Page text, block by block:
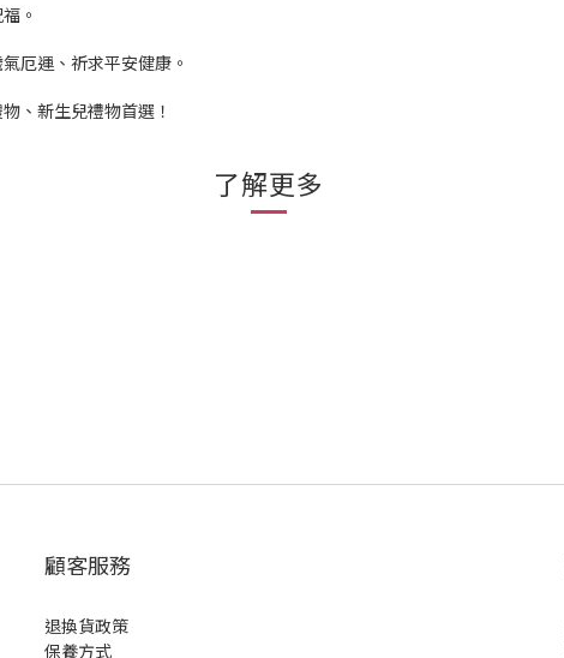
。
厄運、祈求平安健康。
、新生兒禮物首選！
了解更多
顧客服務
退換貨政策
保養方式